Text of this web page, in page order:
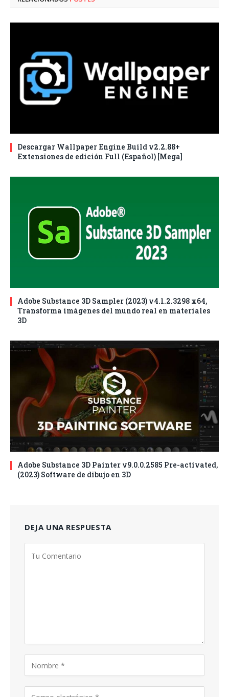
Descargar Wallpaper Engine Build v2.2.88+
Extensiones de edición Full (Español) [Mega]
Adobe Substance 3D Sampler (2023) v4.1.2.3298 x64,
Transforma imágenes del mundo real en materiales
3D
Adobe Substance 3D Painter v9.0.0.2585 Pre-activated,
(2023) Software de dibujo en 3D
DEJA UNA RESPUESTA